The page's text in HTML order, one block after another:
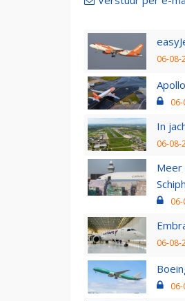
06-08-
In
06-08-
Meer
06-08-